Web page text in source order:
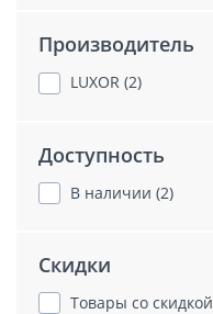
Производитель
LUXOR (2)
Доступность
В наличии (2)
Скидки
Товары со скидкой